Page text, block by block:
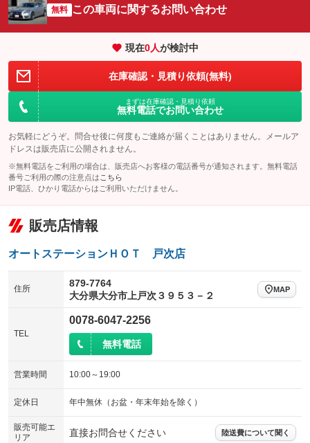
サイドカメラ
：装備なし ルーフレール
：装備なし
エアサスペンション ヘッドライトウォッシャー
無料 この車両に関するお問い合わせ
現在0人が検討中
在庫確認・見積り依頼(無料)
まずは在庫確認・見積り依頼
無料電話でお問い合わせ
お気軽にどうぞ。問合せ後に何度もご連絡が届くことはありません。メールア
ドレスは販売店に公開されません。
※無料電話をご利用の場合は、販売店へお客様の電話番号が通知されます。無料電話
番号ご利用の際の注意点は こちら
IP電話、ひかり電話からはご利用いただけません。
販売店情報
オートステーションＨＯＴ 戸次店
住所
879-7764
大分県大分市上戸次３９５３－２
MAP
TEL
0078-6047-2256
無料電話
営業時間 10:00～19:00
定休日 年中無休（お盆・年末年始を除く）
販売可能エ
リア
直接お問合せください 陸送費について聞く